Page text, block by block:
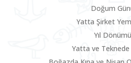
Doğum
Yatta Şirket
Yıl Dönümü
Yatta ve